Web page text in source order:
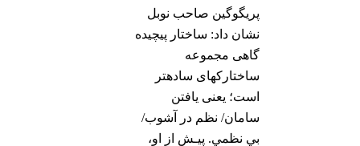
پریگوگین صاحب نوبل
نشان داد: ساختار پيچيده
گاهی مجموعه
ساختارکهای سادهتر
است؛ یعنی یافتن
سامان/ نظم در آشوب/
بي نظمي. پيـش از او،